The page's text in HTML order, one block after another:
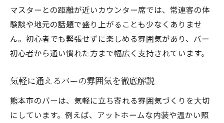
マスターとの距離が近いカウンター席では、常連客の体
験談や地元の話題で盛り上がることも少なくありませ
ん。初心者でも緊張せずに楽しめる雰囲気があり、バー
初心者から通い慣れた方まで幅広く支持されています。
気軽に通えるバーの雰囲気を徹底解説
熊本市のバーは、気軽に立ち寄れる雰囲気づくりを大切
にしています。例えば、アットホームな内装や温かい照